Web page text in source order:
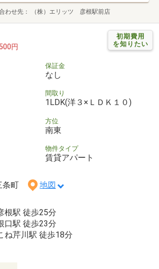
わせ先 （株）エリッツ 彦根駅前店
初期費用
を知りたい
円
保証金
なし
間取り
1LDK(洋３×ＬＤＫ１０)
方位
南東
物件タイプ
賃貸アパート
条町 地図
根駅 徒歩25分
口駅 徒歩23分
ね芹川駅 徒歩18分